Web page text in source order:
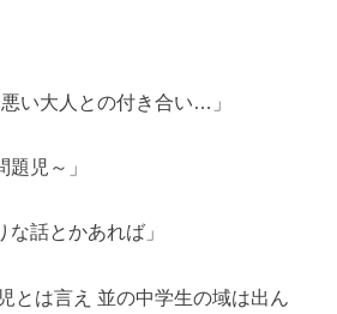
い大人との付き合い…」
児～」
話とかあれば」
とは言え 並の中学生の域は出ん